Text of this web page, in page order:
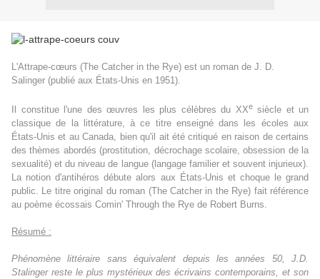
L'Attrape-cœurs (The Catcher in the Rye) est un roman de J. D.
Salinger (publié aux États-Unis en 1951).
Il constitue l'une des œuvres les plus célèbres du XXesiècle et un
classique de la littérature, à ce titre enseigné dans les écoles aux
États-Unis et au Canada, bien qu'il ait été critiqué en raison de certains
des thèmes abordés (prostitution, décrochage scolaire, obsession de la
sexualité) et du niveau de langue (langage familier et souvent injurieux).
La notion d'antihéros débute alors aux États-Unis et choque le grand
public.
Le titre original du roman (The Catcher in the Rye) fait référence
au poème écossais Comin' Through the Rye de Robert Burns.
Résumé :
Phénomène littéraire sans équivalent depuis les années 50, J.D.
Stalinger reste le plus mystérieux des écrivains contemporains, et son